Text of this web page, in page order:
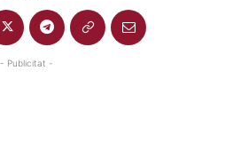
- Publicitat -